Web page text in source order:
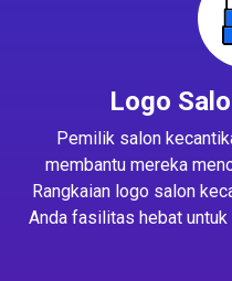
Logo
Pemilik salon
membantu mereka
Rangkaian logo salon
Anda fasilitas hebat